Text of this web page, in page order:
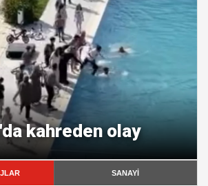
kahreden olay
SANAYİ